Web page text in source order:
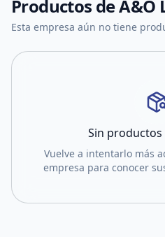
Productos deA&O
Esta empresa aún no tiene
Sin
Vuelve a intentarlo más
empresa para conocer